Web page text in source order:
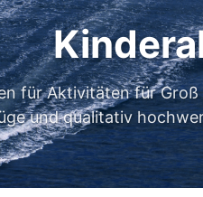
für Aktivitäten für Groß
und qualitativ